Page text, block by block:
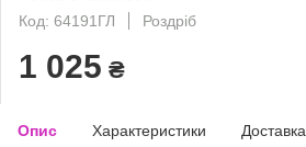
Код: 64191ГЛ
Роздріб
1 025 ₴
Опис Характеристики Доставка